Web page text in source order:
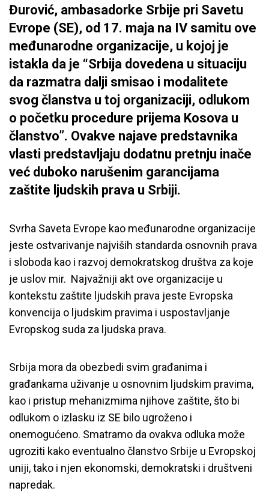
Đurović, ambasadorke Srbije pri Savetu
Evrope (SE), od 17. maja na IV samitu ove
međunarodne organizacije, u kojoj je
istakla da je “Srbija dovedena u situaciju
da razmatra dalji smisao i modalitete
svog članstva u toj organizaciji, odlukom
o početku procedure prijema Kosova u
članstvo”. Ovakve najave predstavnika
vlasti predstavljaju dodatnu pretnju inače
već duboko narušenim garancijama
zaštite ljudskih prava u Srbiji.
Svrha Saveta Evrope kao međunarodne organizacije
jeste ostvarivanje najviših standarda osnovnih prava
i sloboda kao i razvoj demokratskog društva za koje
je uslov mir. Najvažniji akt ove organizacije u
kontekstu zaštite ljudskih prava jeste Evropska
konvencija o ljudskim pravima i uspostavljanje
Evropskog suda za ljudska prava.
Srbija mora da obezbedi svim građanima i
građankama uživanje u osnovnim ljudskim pravima,
kao i pristup mehanizmima njihove zaštite, što bi
odlukom o izlasku iz SE bilo ugroženo i
onemogućeno. Smatramo da ovakva odluka može
ugroziti kako eventualno članstvo Srbije u Evropskoj
uniji, tako i njen ekonomski, demokratski i društveni
napredak.